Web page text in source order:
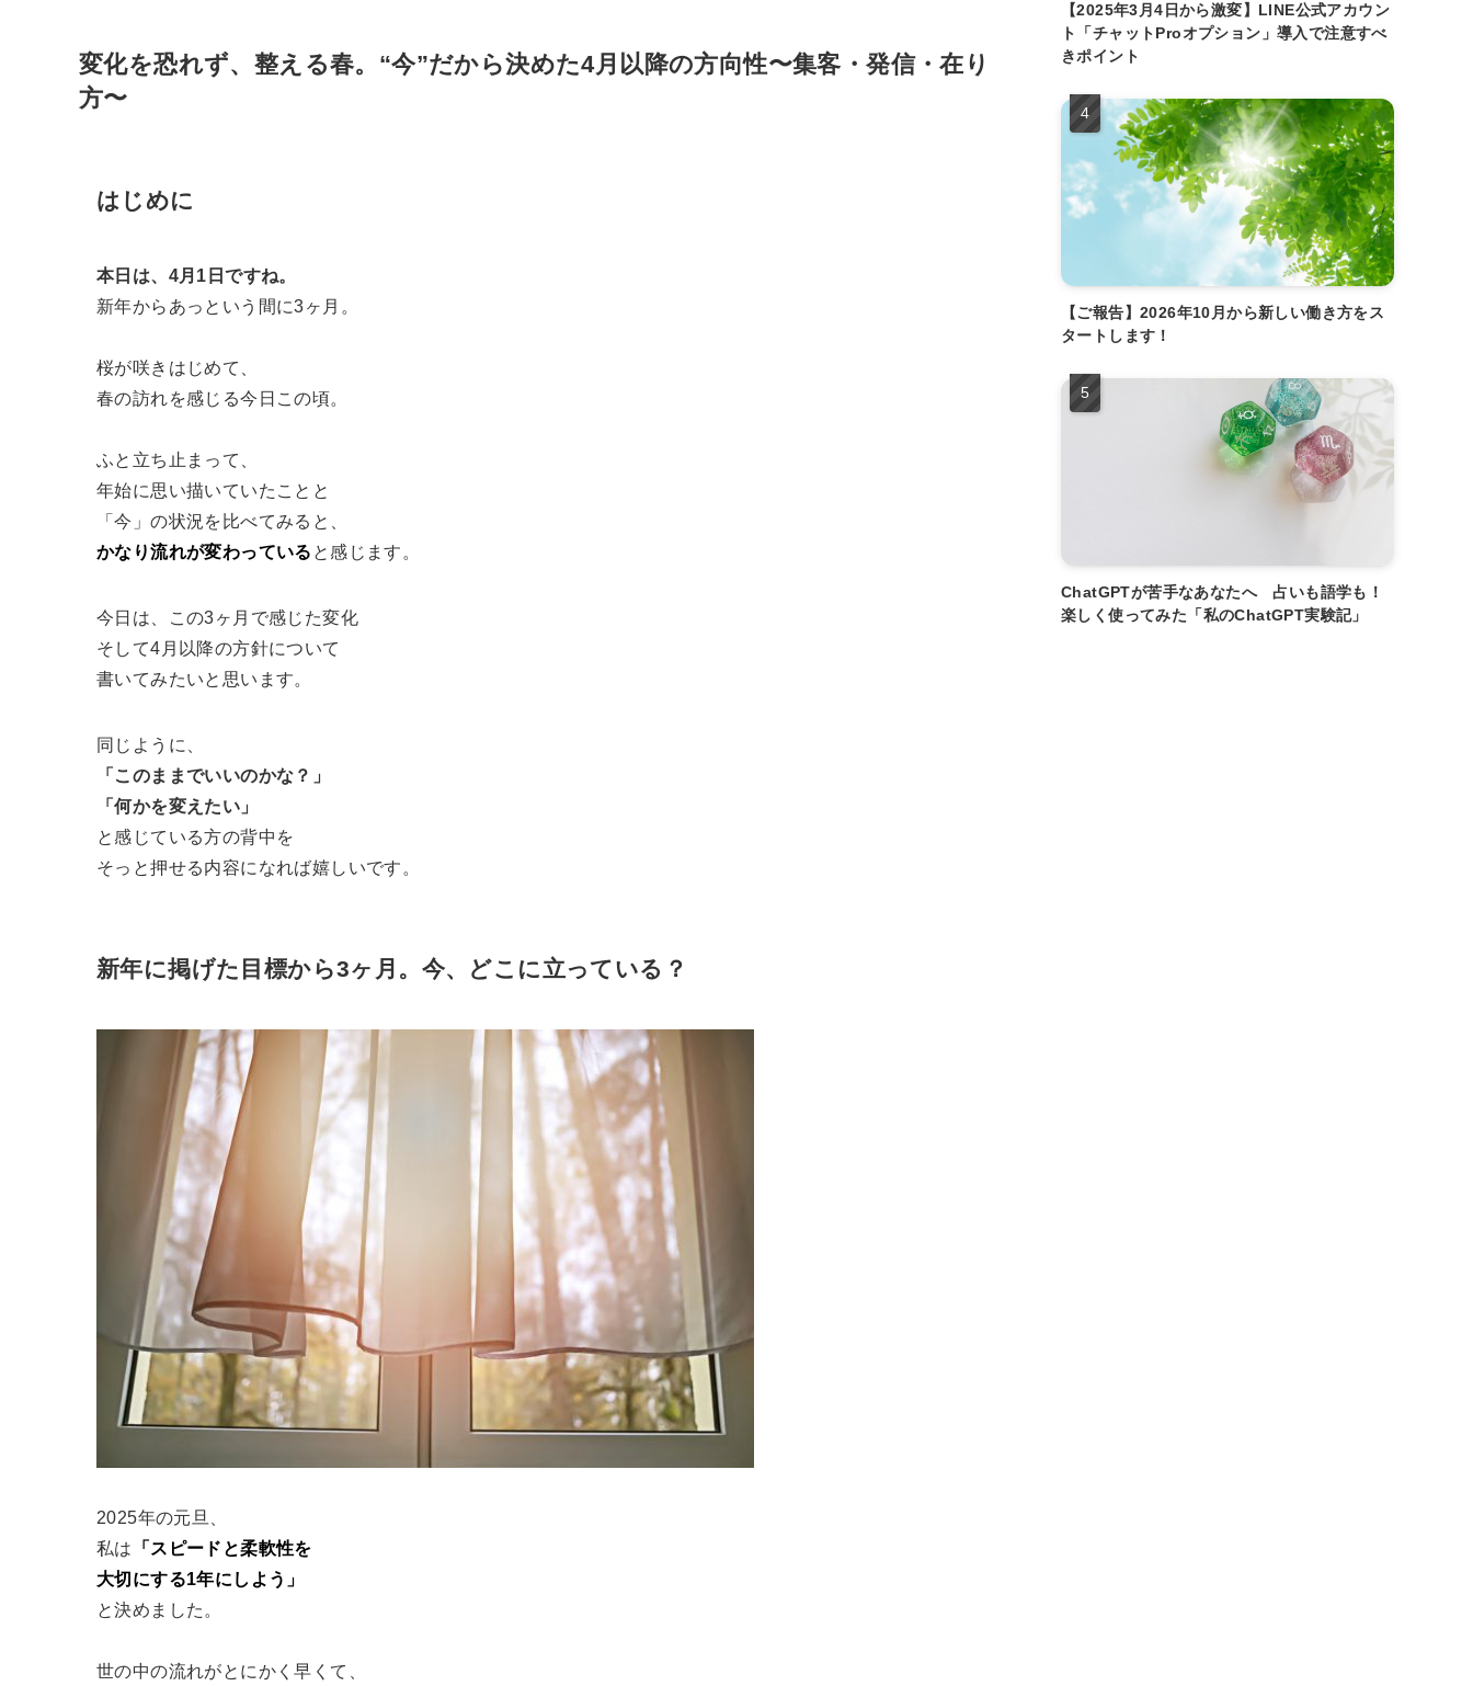
変化を恐れず、整える春。“今”だから決めた4月以降の方向性〜集客・発信・在り
方〜
はじめに
本日は、4月1日ですね。
新年からあっという間に3ヶ月。
桜が咲きはじめて、
春の訪れを感じる今日この頃。
ふと立ち止まって、
年始に思い描いていたことと
「今」の状況を比べてみると、
かなり流れが変わっている と感じます。
今日は、この3ヶ月で感じた変化
そして4月以降の方針について
書いてみたいと思います。
同じように、
「このままでいいのかな？」
「何かを変えたい」
と感じている方の背中を
そっと押せる内容になれば嬉しいです。
新年に掲げた目標から3ヶ月。今、どこに立っている？
2025年の元旦、
私は
「スピードと柔軟性を
大切にする1年にしよう」
と決めました。
世の中の流れがとにかく早くて、
【2025年3月4日から激変】LINE公式アカウン
ト「チャットProオプション」導入で注意すべ
きポイント
【ご報告】2026年10月から新しい働き方をス
タートします！
ChatGPTが苦手なあなたへ 占いも語学も！
楽しく使ってみた「私のChatGPT実験記」